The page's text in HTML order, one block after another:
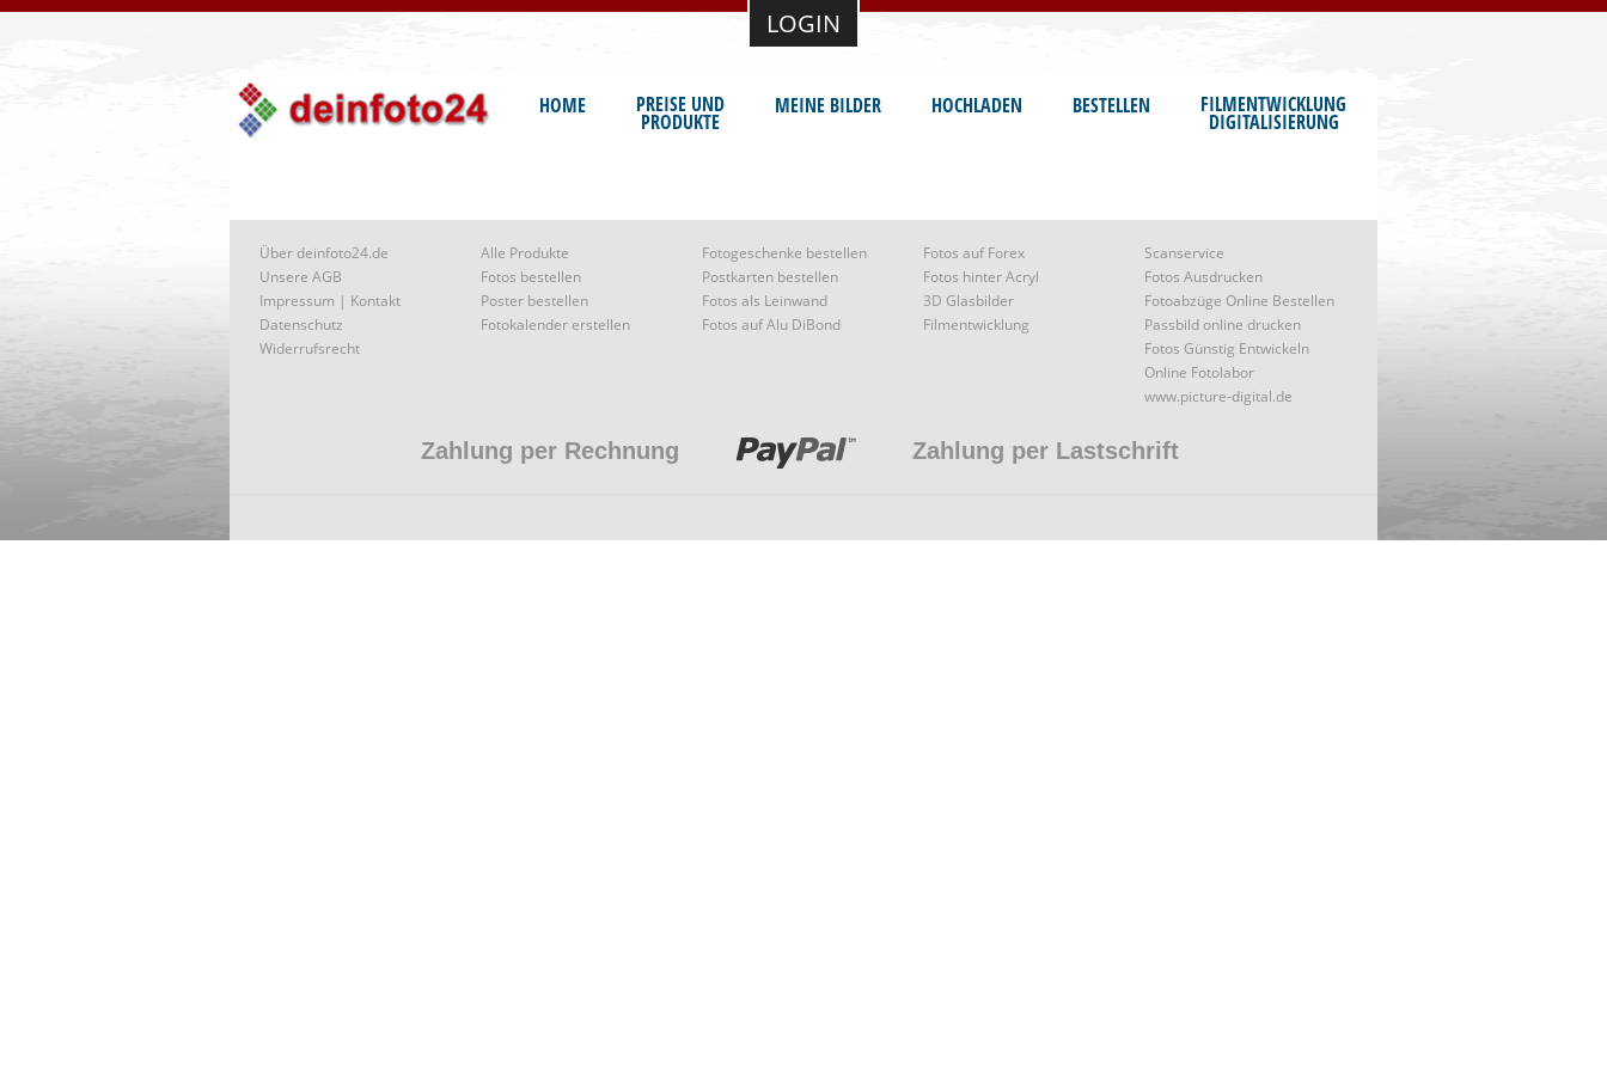
LOGIN
HOME PREISE UND
PRODUKTE
MEINE BILDER HOCHLADEN BESTELLEN FILMENTWICKLUNG
DIGITALISIERUNG
Über deinfoto24.de
Unsere AGB
Impressum | Kontakt
Datenschutz
Widerrufsrecht
Alle Produkte
Fotos bestellen
Poster bestellen
Fotokalender erstellen
Fotogeschenke bestellen
Postkarten bestellen
Fotos als Leinwand
Fotos auf Alu DiBond
Fotos auf Forex
Fotos hinter Acryl
3D Glasbilder
Filmentwicklung
Scanservice
Fotos Ausdrucken
Fotoabzüge Online Bestellen
Passbild online drucken
Fotos Günstig Entwickeln
Online Fotolabor
www.picture-digital.de
Zahlung per Rechnung Zahlung per Lastschrift